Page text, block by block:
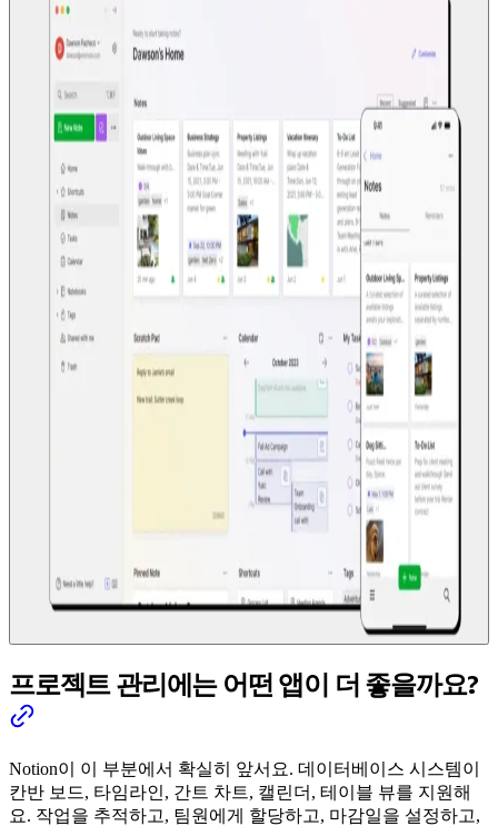
프로젝트 관리에는 어떤 앱이 더 좋을까요?
Notion이 이 부분에서 확실히 앞서요. 데이터베이스 시스템이
칸반 보드, 타임라인, 간트 차트, 캘린더, 테이블 뷰를 지원해
요. 작업을 추적하고, 팀원에게 할당하고, 마감일을 설정하고,